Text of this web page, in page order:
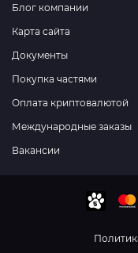
Блог компании
Карта сайта
Документы
Покупка частями
Оплата криптовалютой
Международные заказы
Вакансии